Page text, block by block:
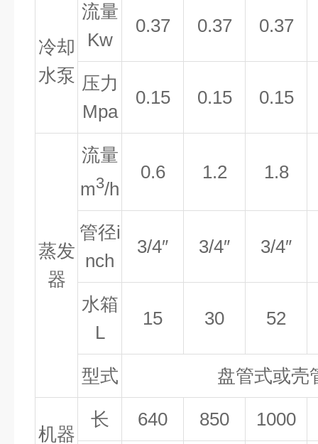
冷却
水泵
流量
Kw
0.37 0.37 0.37
压力
Mpa
0.15 0.15 0.15
蒸发
器
流量
m3/h
0.6 1.2 1.8
管径i
nch
3/4″ 3/4″ 3/4″
水箱
L
15 30 52
型式 盘管式或壳
机器
长 640 850 1000